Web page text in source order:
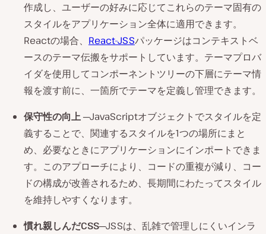
作成し、ユーザーの好みに応じてこれらのテーマ固有の
スタイルをアプリケーション全体に適用できます。
Reactの場合、 React-JSSパッケージはコンテキストベ
ースのテーマ伝搬をサポートしています。テーマプロバ
イダを使用してコンポーネントツリーの下層にテーマ情
報を渡す前に、一箇所でテーマを定義し管理できます。
保守性の向上─JavaScriptオブジェクトでスタイルを定
義することで、関連するスタイルを1つの場所にまと
め、必要なときにアプリケーションにインポートできま
す。このアプローチにより、コードの重複が減り、コー
ドの構成が改善されるため、長期間にわたってスタイル
を維持しやすくなります。
慣れ親しんだCSS─JSSは、乱雑で管理しにくいインラ